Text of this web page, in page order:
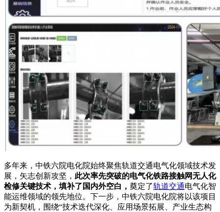
多年来，中铁六院电化院始终聚焦轨道交通电气化领域技术发
展，矢志创新攻坚， 此次率先突破的电气化铁路接触网无人化
检修关键技术，填补了国内外空白， 奠定了轨道交通电气化智
能运维领域的领先地位。下一步，中铁六院电化院将以该项目
为新契机，围绕“技术迭代深化、应用场景拓展、产业生态构